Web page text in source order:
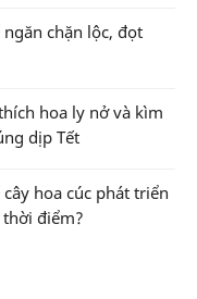
ngăn chặn lộc, đọt
hoa ly nở và kìm
dịp Tết
hoa cúc phát triển
điểm?